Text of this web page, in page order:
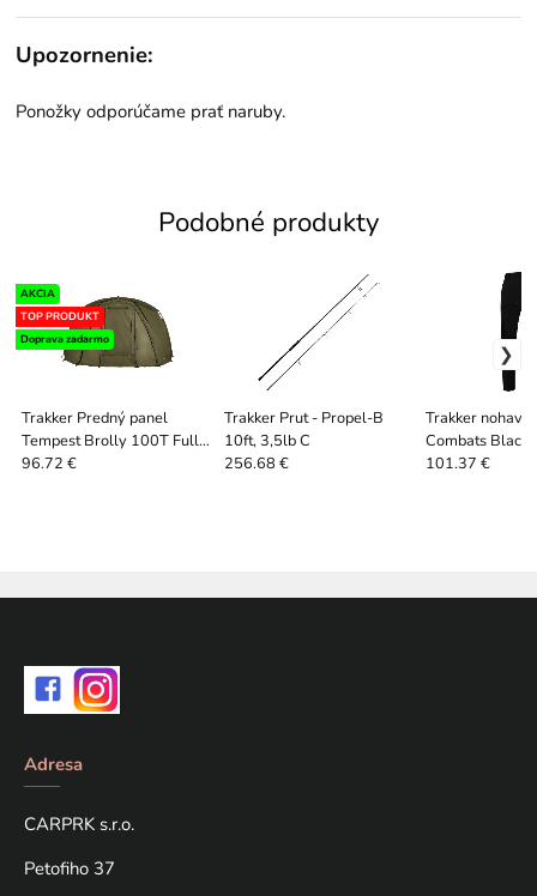
Upozornenie:
Ponožky odporúčame prať naruby.
Podobné produkty
Trakker Predný panel
Tempest Brolly 100T Full
Infill Panel
AKCIA
TOP PRODUKT
Doprava zadarmo
96.72 €
Trakker Prut - Propel-B
10ft, 3,5lb C
256.68 €
Trakker
Combats Black
101.37 €
Adresa
CARPRK s.r.o.
Petofiho 37